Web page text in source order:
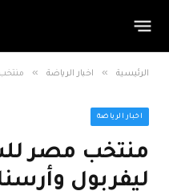
الرئيسية » اخبار الرياضة » منتخب
اخبار الرياضة
منتخب مصر
ليفربول